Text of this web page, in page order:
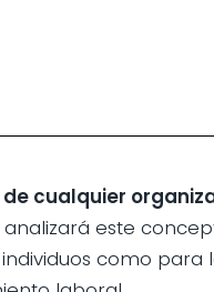
cualquier
este
como para